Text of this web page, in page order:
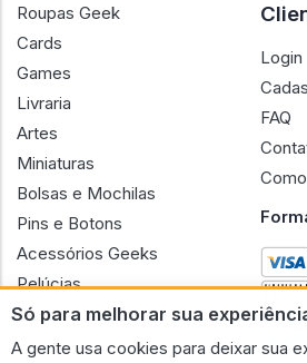
Só para melhorar sua
A gente usa cookies para deixar sua
Roupas Geek
Cards
Games
Livraria
Artes
Miniaturas
Bolsas e Mochilas
Pins e Botons
Acessórios Geeks
Pelúcias
Bonecas
Login
FAQ